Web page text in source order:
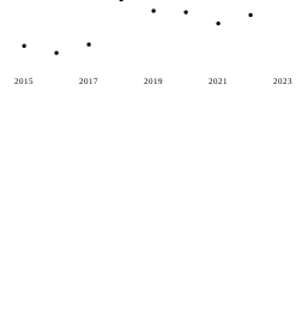
2015 2017 2019 2021 2023